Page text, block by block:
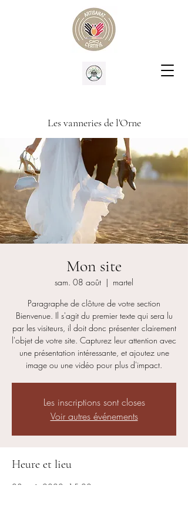
Les vanneries de l'Orne
Mon site
sam. 08 août
  |
martel
Paragraphe de clôture de votre section
Bienvenue. Il s'agit du premier texte qui sera lu
par les visiteurs, il doit donc présenter clairement
l'objet de votre site. Capturez leur attention avec
une présentation intéressante, et ajoutez une
image ou une vidéo pour plus d'impact.
Les inscriptions sont closes
Voir autres événements
Heure et lieu
08 août 2020, 15:00